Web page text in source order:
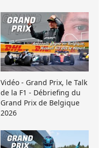
Vidéo - Grand Prix, le Talk
de la F1 - Débriefing du
Grand Prix de Belgique
2026